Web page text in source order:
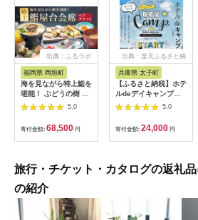
出典：ふるラボ
福岡県 岡垣町
海を見ながら特上鮨を
堪能！ ぶどうの樹 鮨
屋台ペア お食事券 海
鮮 海 屋台 食事 ペア
福岡県 岡垣町
5.0
寄付金額: 68,500 円
出典：楽天ふるさと納
兵庫県 太子町
【ふるさと納税】ホテ
ルdeデイキャンプ体
験チケット
【1364991】
5.0
寄付金額: 24,000 円
旅行・チケット・カタログの返礼
の紹介